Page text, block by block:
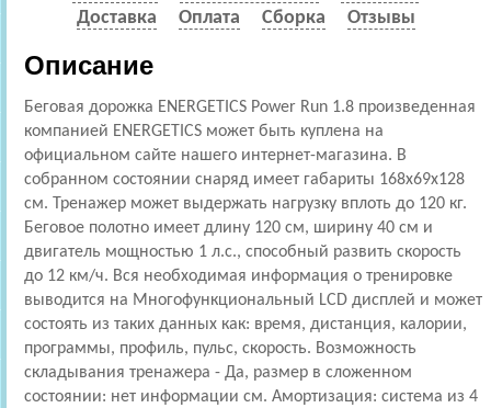
Доставка
Оплата Сборка Отзывы
Описание
Беговая дорожка ENERGETICS Power Run 1.8 произведенная
компанией ENERGETICS может быть куплена на
официальном сайте нашего интернет-магазина. В
собранном состоянии снаряд имеет габариты 168x69x128
см. Тренажер может выдержать нагрузку вплоть до 120 кг.
Беговое полотно имеет длину 120 см, ширину 40 см и
двигатель мощностью 1 л.с., способный развить скорость
до 12 км/ч. Вся необходимая информация о тренировке
выводится на Многофункциональный LСD дисплей и может
состоять из таких данных как: время, дистанция, калории,
программы, профиль, пульс, скорость. Возможность
складывания тренажера - Да, размер в сложенном
состоянии: нет информации см. Амортизация: система из 4